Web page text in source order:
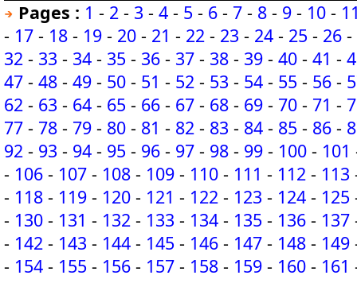
Pages : 1 - 2 - 3 - 4 - 5 - 6 - 7 - 8 - 9 - 10 -
- 17 - 18 - 19 - 20 - 21 - 22 - 23 - 24 - 25 - 26 -
32 - 33 - 34 - 35 - 36 - 37 - 38 - 39 - 40 - 41 -
47 - 48 - 49 - 50 - 51 - 52 - 53 - 54 - 55 - 56 -
62 - 63 - 64 - 65 - 66 - 67 - 68 - 69 - 70 - 71 -
77 - 78 - 79 - 80 - 81 - 82 - 83 - 84 - 85 - 86 -
92 - 93 - 94 - 95 - 96 - 97 - 98 - 99 - 100 - 101
- 106 - 107 - 108 - 109 - 110 - 111 - 112 - 113
- 118 - 119 - 120 - 121 - 122 - 123 - 124 - 125
- 130 - 131 - 132 - 133 - 134 - 135 - 136 - 137
- 142 - 143 - 144 - 145 - 146 - 147 - 148 - 149
- 154 - 155 - 156 - 157 - 158 - 159 - 160 - 161